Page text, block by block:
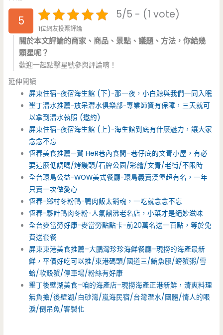
5 5/5 - (1 vote)
1位網友投票評論
關於本文評論的商家、商品、景點、議題、方法，你給幾
顆星呢？
歡迎一起點擊星號參與評論唷！
延伸閱讀
屏東住宿-夜宿海生館 (下)-那一夜，小白鯨與我們一同入眠
墾丁潛水推薦-放呆潛水俱樂部-專業師資有保障，三天就可
以拿到潛水執照 (邀約)
屏東住宿-夜宿海生館 (上)-海生館到底有什麼魅力，讓大家
念念不忘
恆春美食推薦—賀 HeR巷內食間–巷仔底的文青小屋，有必
要這麼低調嗎/烤饅頭/石牌公園/彩繪/文青/老街/不限時
全台環島公益-WOW美式餐廳-環島義賣漢堡超有名，一年
只賣一次做愛心
恆春-鄉村冬粉鴨-鴨肉飯太銷魂，一吃就念念不忘
恆春-夥計鴨肉冬粉-人氣鼎沸老名店，小菜才是絕妙滋味
全台麥當勞好康-麥當勞點點卡-前20萬名送一百點，等於免
費送套餐
屏東東港美食推薦–大鵬灣珍珍海鮮餐廳–現撈的海產最新
鮮，平價好吃可以推/東港碼頭/國道三/鮪魚膠/螃蟹粥/雪
蛤/軟殼蟹/停車場/粉絲有好康
墾丁後壁湖美食–咱的海產店–現撈海產正港新鮮，清爽料理
無負擔/後壁湖/白砂灣/嵐海民宿/台灣潛水/團體/情人的眼
淚/倒吊魚/客製化